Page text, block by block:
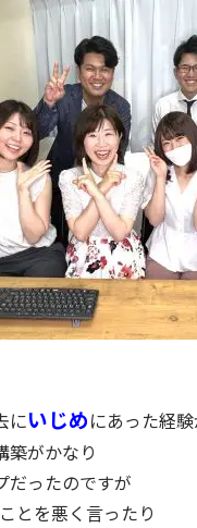
にいじめにあった経
築がかなり
だったのですが
とを悪く言ったり